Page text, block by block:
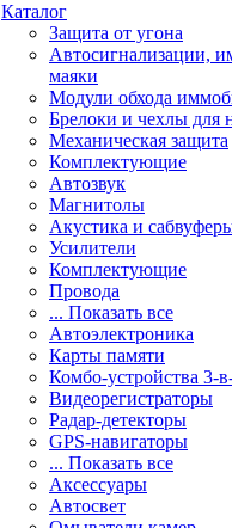
Каталог
Защита от угона
Автосигнализации,
маяки
Модули обхода
Брелоки и чехлы для
Механическая защита
Комплектующие
Автозвук
Магнитолы
Акустика и
Усилители
Комплектующие
Провода
... Показать все
Автоэлектроника
Карты памяти
Комбо-устройства 3-
Видеорегистраторы
Радар-детекторы
GPS-навигаторы
... Показать все
Аксессуары
Автосвет